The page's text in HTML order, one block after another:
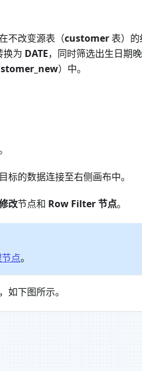
不改变源表（customer表）
换为 DATE，同时筛选出生日期
）中。
标的数据连接至右侧画布中。
改节点和 Row Filter 节点。
点。
如下图所示。